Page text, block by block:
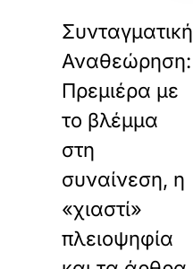
Συνταγματική
Αναθεώρηση:
Πρεμιέρα με
το βλέμμα
στη
συναίνεση, η
«χιαστί»
πλειοψηφία